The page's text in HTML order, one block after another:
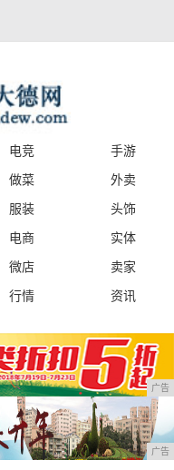
电竞
手游
做菜
外卖
服装
头饰
电商
实体
微店
卖家
行情 资讯
广告
广告